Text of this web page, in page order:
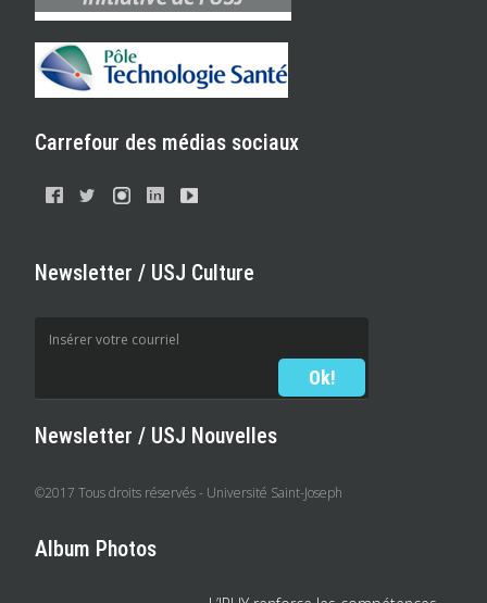
Carrefour des médias sociaux
Newsletter / USJ Culture
Newsletter / USJ Nouvelles
©2017 Tous droits réservés - Université Saint-Joseph
Album Photos